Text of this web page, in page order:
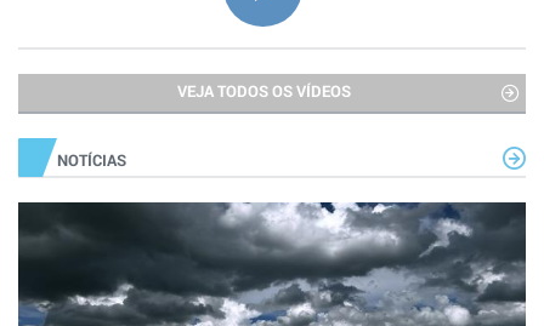
VEJA TODOS OS VÍDEOS
NOTÍCIAS